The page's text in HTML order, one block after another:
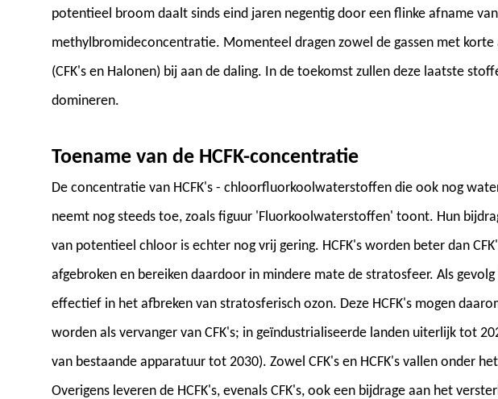
potentieel broom daalt sinds eind jaren negentig door een flinke afname
methylbromideconcentratie. Momenteel dragen zowel de gassen met korte
(CFK's en Halonen) bij aan de daling. In de toekomst zullen deze laatste
domineren.
Toename van de HCFK-concentratie
De concentratie van HCFK's - chloorfluorkoolwaterstoffen die ook nog
neemt nog steeds toe, zoals figuur 'Fluorkoolwaterstoffen' toont. Hun
van potentieel chloor is echter nog vrij gering. HCFK's worden beter dan
afgebroken en bereiken daardoor in mindere mate de stratosfeer. Als
effectief in het afbreken van stratosferisch ozon. Deze HCFK's mogen
worden als vervanger van CFK's; in geïndustrialiseerde landen uiterlijk tot
van bestaande apparatuur tot 2030). Zowel CFK's en HCFK's vallen onder
Overigens leveren de HCFK's, evenals CFK's, ook een bijdrage aan het